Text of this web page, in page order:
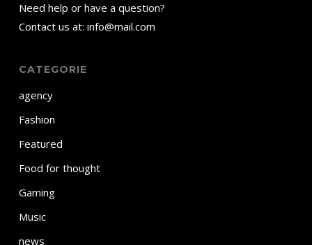
Need help or have a question?
Contact us at: info@mail.com
CATEGORIE
agency
Fashion
Featured
Food for thought
Gaming
Music
news